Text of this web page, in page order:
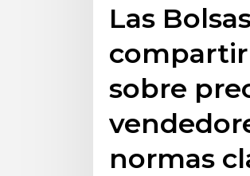
Las
sobre
normas